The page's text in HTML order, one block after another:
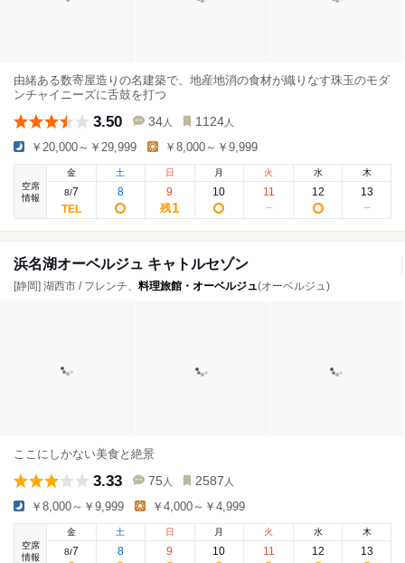
由緒ある数寄屋造りの名建築で、地産地消の食材が織りなす珠玉のモダ
ンチャイニーズに舌鼓を打つ
3.50 34 人 1124 人
￥20,000～￥29,999 ￥8,000～￥9,999
空席
情報
金
8/7
土
8
日
9
残1
月
10
火
11
水
12
木
13
浜名湖オーベルジュ キャトルセゾン
[静岡] 湖西市 / フレンチ、 料理旅館・オーベルジュ(オーベルジュ)
ここにしかない美食と絶景
3.33 75 人 2587 人
￥8,000～￥9,999 ￥4,000～￥4,999
空席
情報
金
8/7
土
8
日
9
月
10
火
11
水
12
木
13